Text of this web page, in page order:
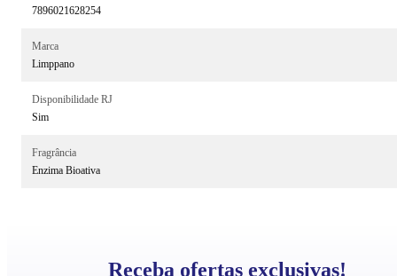
7896021628254
Marca
Limppano
Disponibilidade RJ
Sim
Fragrância
Enzima Bioativa
Receba ofertas exclusivas!